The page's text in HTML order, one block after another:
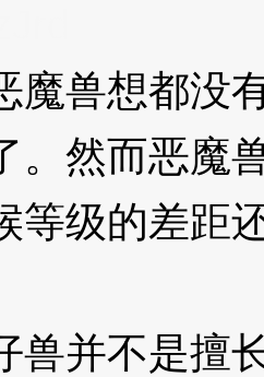
兽想都没有
。然而恶魔
等级的差
并不是擅长